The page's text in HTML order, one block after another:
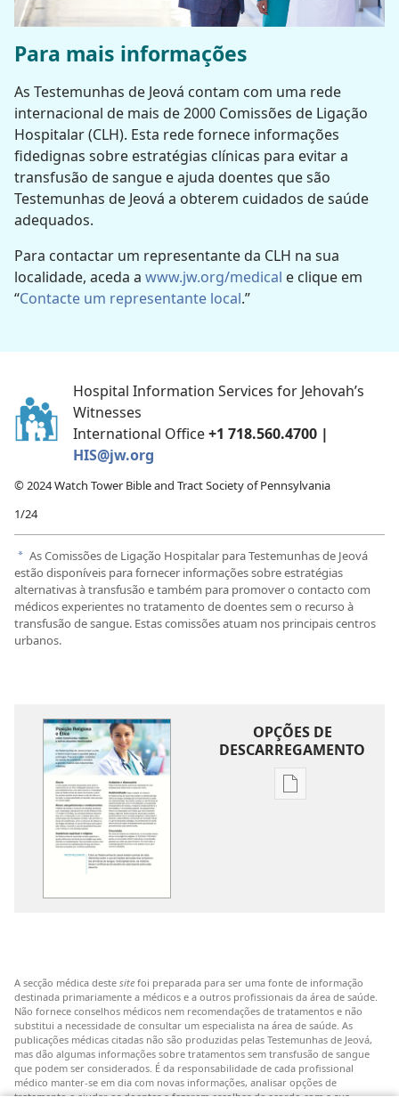
Para mais informações
As Testemunhas de Jeová contam com uma rede
internacional de mais de 2000 Comissões de Ligação
Hospitalar (CLH). Esta rede fornece informações
fidedignas sobre estratégias clínicas para evitar a
transfusão de sangue e ajuda doentes que são
Testemunhas de Jeová a obterem cuidados de saúde
adequados.
Para contactar um representante da CLH na sua
localidade, aceda a www.jw.org/medical e clique em
“Contacte um representante local.”
Hospital Information Services for Jehovah’s
Witnesses
International Office+1 718.560.4700 |
HIS@jw.org
© 2024 Watch Tower Bible and Tract Society of Pennsylvania
1/24
a As Comissões de Ligação Hospitalar para Testemunhas de Jeová
estão disponíveis para fornecer informações sobre estratégias
alternativas à transfusão e também para promover o contacto com
médicos experientes no tratamento de doentes sem o recurso à
transfusão de sangue. Estas comissões atuam nos principais centros
urbanos.
OPÇÕES DE
DESCARREGAMENTO
Opções
sobre
tratamentos
médicos
e
outros
assuntos
A secção médica deste site foi preparada para ser uma fonte de informação
destinada primariamente a médicos e a outros profissionais da área de saúde.
Não fornece conselhos médicos nem recomendações de tratamentos e não
substitui a necessidade de consultar um especialista na área de saúde. As
publicações médicas citadas não são produzidas pelas Testemunhas de Jeová,
mas dão algumas informações sobre tratamentos sem transfusão de sangue
que podem ser considerados. É da responsabilidade de cada profissional
médico manter-se em dia com novas informações, analisar opções de
tratamento e ajudar os doentes a fazerem escolhas de acordo com a sua